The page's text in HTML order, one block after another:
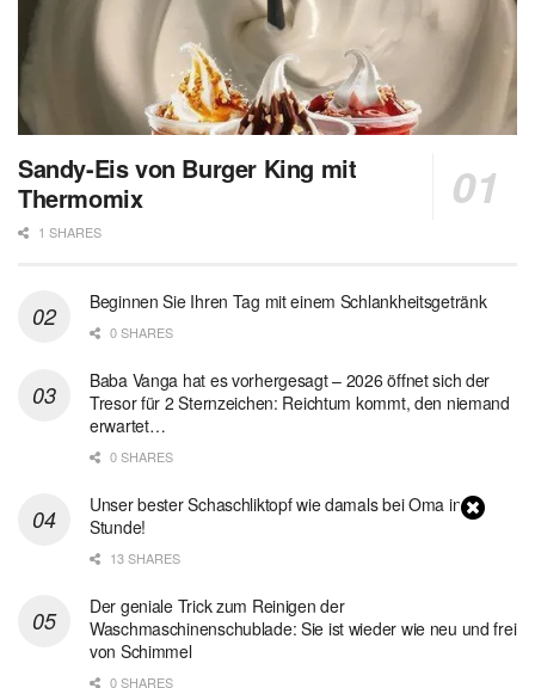
Sandy-Eis von Burger King mit
Thermomix
1 SHARES
Beginnen Sie Ihren Tag mit einem Schlankheitsgetränk
0 SHARES
Baba Vanga hat es vorhergesagt – 2026 öffnet sich der
Tresor für 2 Sternzeichen: Reichtum kommt, den niemand
erwartet…
0 SHARES
Unser bester Schaschliktopf wie damals bei Oma in 1
Stunde!
13 SHARES
Der geniale Trick zum Reinigen der
Waschmaschinenschublade: Sie ist wieder wie neu und frei
von Schimmel
0 SHARES